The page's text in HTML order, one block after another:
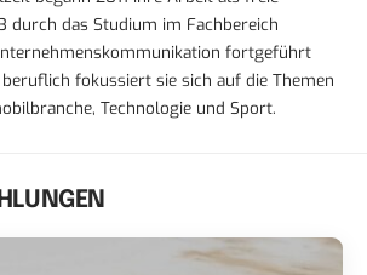
durch das Studium im Fachbereich
fortgeführt
fokussiert sie sich auf die Themen
Technologie und Sport.